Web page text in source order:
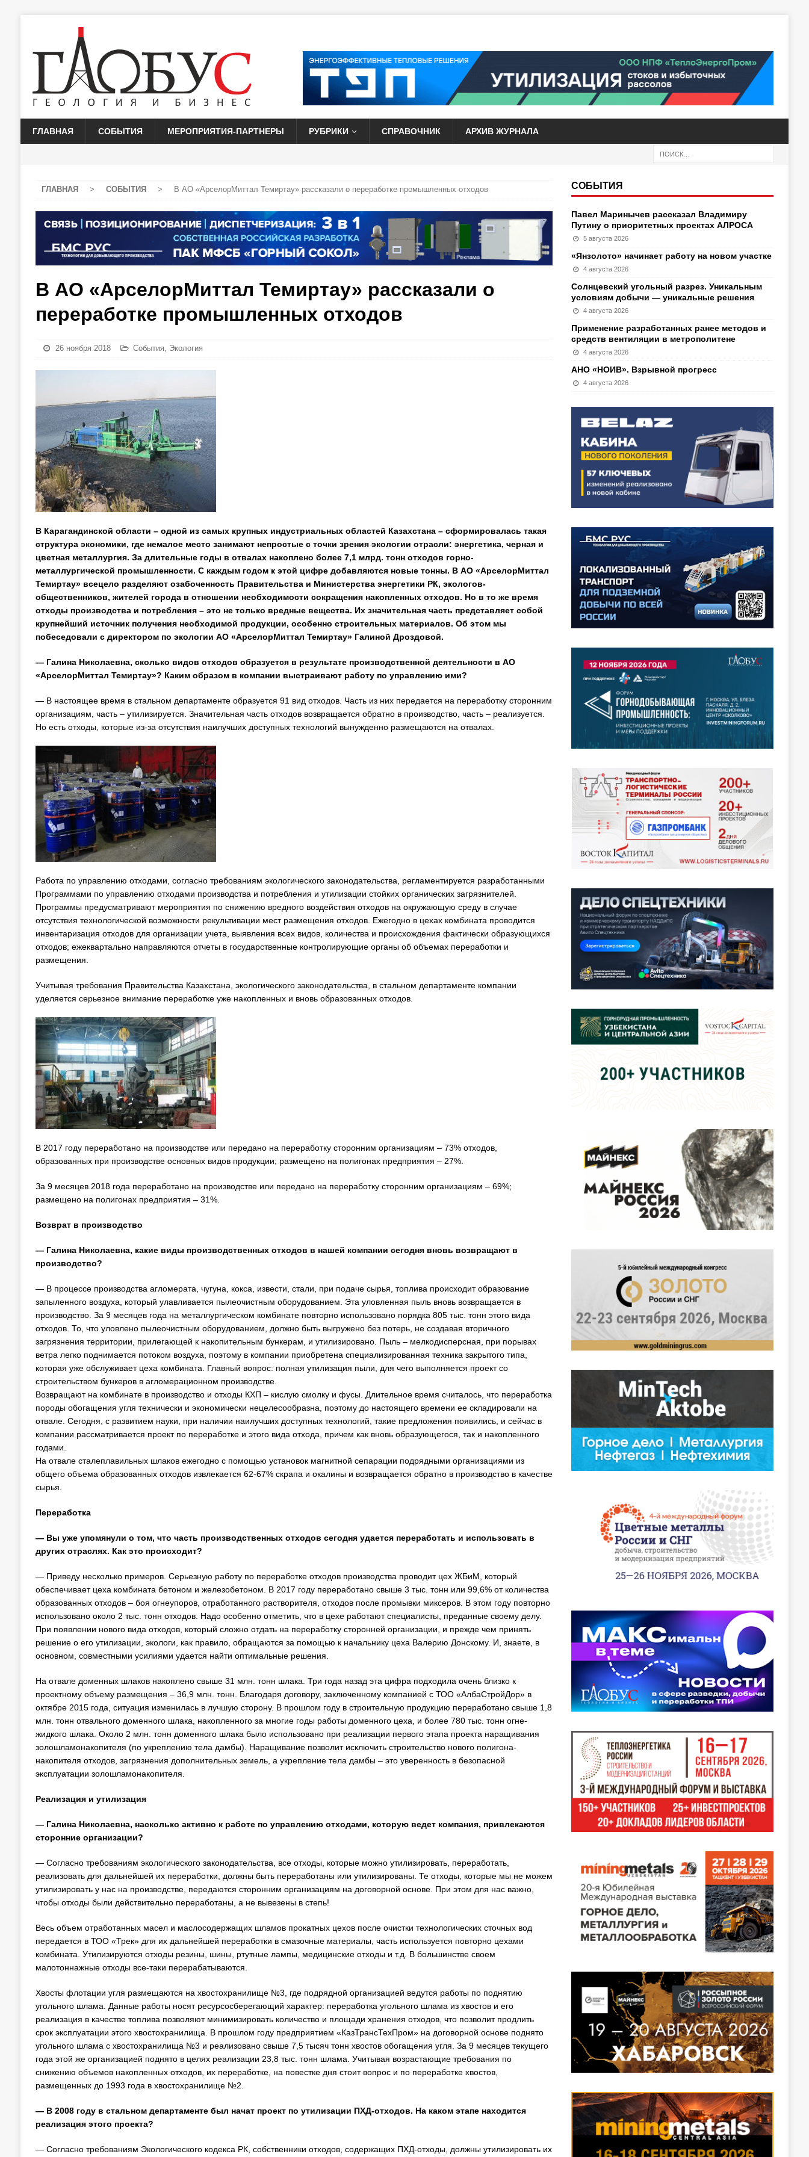
ГЛАВНАЯ СОБЫТИЯ МЕРОПРИЯТИЯ-ПАРТНЕРЫ РУБРИКИ СПРАВОЧНИК АРХИВ ЖУРНАЛА
ГЛАВНАЯ > СОБЫТИЯ > В АО «АрселорМиттал Темиртау» рассказали о переработке промышленных отходов
В АО «АрселорМиттал Темиртау» рассказали о
переработке промышленных отходов
26 ноября 2018 События, Экология
В Карагандинской области – одной из самых крупных индустриальных областей Казахстана – сформировалась такая
структура экономики, где немалое место занимают непростые с точки зрения экологии отрасли: энергетика, черная и
цветная металлургия. За длительные годы в отвалах накоплено более 7,1 млрд. тонн отходов горно-
металлургической промышленности. С каждым годом к этой цифре добавляются новые тонны. В АО «АрселорМиттал
Темиртау» всецело разделяют озабоченность Правительства и Министерства энергетики РК, экологов-
общественников, жителей города в отношении необходимости сокращения накопленных отходов. Но в то же время
отходы производства и потребления – это не только вредные вещества. Их значительная часть представляет собой
крупнейший источник получения необходимой продукции, особенно строительных материалов. Об этом мы
побеседовали с директором по экологии АО «АрселорМиттал Темиртау» Галиной Дроздовой.
— Галина Николаевна, сколько видов отходов образуется в результате производственной деятельности в АО
«АрселорМиттал Темиртау»? Каким образом в компании выстраивают работу по управлению ими?
— В настоящее время в стальном департаменте образуется 91 вид отходов. Часть из них передается на переработку сторонним
организациям, часть – утилизируется. Значительная часть отходов возвращается обратно в производство, часть – реализуется.
Но есть отходы, которые из-за отсутствия наилучших доступных технологий вынужденно размещаются на отвалах.
Работа по управлению отходами, согласно требованиям экологического законодательства, регламентируется разработанными
Программами по управлению отходами производства и потребления и утилизации стойких органических загрязнителей.
Программы предусматривают мероприятия по снижению вредного воздействия отходов на окружающую среду в случае
отсутствия технологической возможности рекультивации мест размещения отходов. Ежегодно в цехах комбината проводится
инвентаризация отходов для организации учета, выявления всех видов, количества и происхождения фактически образующихся
отходов; ежеквартально направляются отчеты в государственные контролирующие органы об объемах переработки и
размещения.
Учитывая требования Правительства Казахстана, экологического законодательства, в стальном департаменте компании
уделяется серьезное внимание переработке уже накопленных и вновь образованных отходов.
В 2017 году переработано на производстве или передано на переработку сторонним организациям – 73% отходов,
образованных при производстве основных видов продукции; размещено на полигонах предприятия – 27%.
За 9 месяцев 2018 года переработано на производстве или передано на переработку сторонним организациям – 69%;
размещено на полигонах предприятия – 31%.
Возврат в производство
— Галина Николаевна, какие виды производственных отходов в нашей компании сегодня вновь возвращают в
производство?
— В процессе производства агломерата, чугуна, кокса, извести, стали, при подаче сырья, топлива происходит образование
запыленного воздуха, который улавливается пылеочистным оборудованием. Эта уловленная пыль вновь возвращается в
производство. За 9 месяцев года на металлургическом комбинате повторно использовано порядка 805 тыс. тонн этого вида
отходов. То, что уловлено пылеочистным оборудованием, должно быть выгружено без потерь, не создавая вторичного
загрязнения территории, прилегающей к накопительным бункерам, и утилизировано. Пыль – мелкодисперсная, при порывах
ветра легко поднимается потоком воздуха, поэтому в компании приобретена специализированная техника закрытого типа,
которая уже обслуживает цеха комбината. Главный вопрос: полная утилизация пыли, для чего выполняется проект со
строительством бункеров в агломерационном производстве.
Возвращают на комбинате в производство и отходы КХП – кислую смолку и фусы. Длительное время считалось, что переработка
породы обогащения угля технически и экономически нецелесообразна, поэтому до настоящего времени ее складировали на
отвале. Сегодня, с развитием науки, при наличии наилучших доступных технологий, такие предложения появились, и сейчас в
компании рассматривается проект по переработке и этого вида отхода, причем как вновь образующегося, так и накопленного
годами.
На отвале сталеплавильных шлаков ежегодно с помощью установок магнитной сепарации подрядными организациями из
общего объема образованных отходов извлекается 62-67% скрапа и окалины и возвращается обратно в производство в качестве
сырья.
Переработка
— Вы уже упомянули о том, что часть производственных отходов сегодня удается переработать и использовать в
других отраслях. Как это происходит?
— Приведу несколько примеров. Серьезную работу по переработке отходов производства проводит цех ЖБиМ, который
обеспечивает цеха комбината бетоном и железобетоном. В 2017 году переработано свыше 3 тыс. тонн или 99,6% от количества
образованных отходов – боя огнеупоров, отработанного растворителя, отходов после промывки миксеров. В этом году повторно
использовано около 2 тыс. тонн отходов. Надо особенно отметить, что в цехе работают специалисты, преданные своему делу.
При появлении нового вида отходов, который сложно отдать на переработку сторонней организации, и прежде чем принять
решение о его утилизации, экологи, как правило, обращаются за помощью к начальнику цеха Валерию Донскому. И, знаете, в
основном, совместными усилиями удается найти оптимальные решения.
На отвале доменных шлаков накоплено свыше 31 млн. тонн шлака. Три года назад эта цифра подходила очень близко к
проектному объему размещения – 36,9 млн. тонн. Благодаря договору, заключенному компанией с ТОО «АлбаСтройДор» в
октябре 2015 года, ситуация изменилась в лучшую сторону. В прошлом году в строительную продукцию переработано свыше 1,8
млн. тонн отвального доменного шлака, накопленного за многие годы работы доменного цеха, и более 780 тыс. тонн огне-
жидкого шлака. Около 2 млн. тонн доменного шлака было использовано при реализации первого этапа проекта наращивания
золошламонакопителя (по укреплению тела дамбы). Наращивание позволит исключить строительство нового полигона-
накопителя отходов, загрязнения дополнительных земель, а укрепление тела дамбы – это уверенность в безопасной
эксплуатации золошламонакопителя.
Реализация и утилизация
— Галина Николаевна, насколько активно к работе по управлению отходами, которую ведет компания, привлекаются
сторонние организации?
— Согласно требованиям экологического законодательства, все отходы, которые можно утилизировать, переработать,
реализовать для дальнейшей их переработки, должны быть переработаны или утилизированы. Те отходы, которые мы не можем
утилизировать у нас на производстве, передаются сторонним организациям на договорной основе. При этом для нас важно,
чтобы отходы были действительно переработаны, а не вывезены в степь!
Весь объем отработанных масел и маслосодержащих шламов прокатных цехов после очистки технологических сточных вод
передается в ТОО «Трек» для их дальнейшей переработки в смазочные материалы, часть используется повторно цехами
комбината. Утилизируются отходы резины, шины, ртутные лампы, медицинские отходы и т.д. В большинстве своем
малотоннажные отходы все-таки перерабатываются.
Хвосты флотации угля размещаются на хвостохранилище №3, где подрядной организацией ведутся работы по поднятию
угольного шлама. Данные работы носят ресурсосберегающий характер: переработка угольного шлама из хвостов и его
реализация в качестве топлива позволяют минимизировать количество и площади хранения отходов, что позволит продлить
срок эксплуатации этого хвостохранилища. В прошлом году предприятием «КазТрансТехПром» на договорной основе поднято
угольного шлама с хвостохранилища №3 и реализовано свыше 7,5 тысяч тонн хвостов обогащения угля. За 9 месяцев текущего
года этой же организацией поднято в целях реализации 23,8 тыс. тонн шлама. Учитывая возрастающие требования по
снижению объемов накопленных отходов, их переработке, на повестке дня стоит вопрос и по переработке хвостов,
размещенных до 1993 года в хвостохранилище №2.
— В 2008 году в стальном департаменте был начат проект по утилизации ПХД-отходов. На каком этапе находится
реализация этого проекта?
— Согласно требованиям Экологического кодекса РК, собственники отходов, содержащих ПХД-отходы, должны утилизировать их
СОБЫТИЯ
Павел Маринычев рассказал Владимиру
Путину о приоритетных проектах АЛРОСА
5 августа 2026
«Янзолото» начинает работу на новом участке
4 августа 2026
Солнцевский угольный разрез. Уникальным
условиям добычи — уникальные решения
4 августа 2026
Применение разработанных ранее методов и
средств вентиляции в метрополитене
4 августа 2026
АНО «НОИВ». Взрывной прогресс
4 августа 2026